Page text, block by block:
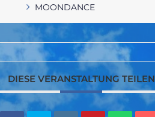
MOONDANCE
DIESE VERANSTALTUNG TEILEN